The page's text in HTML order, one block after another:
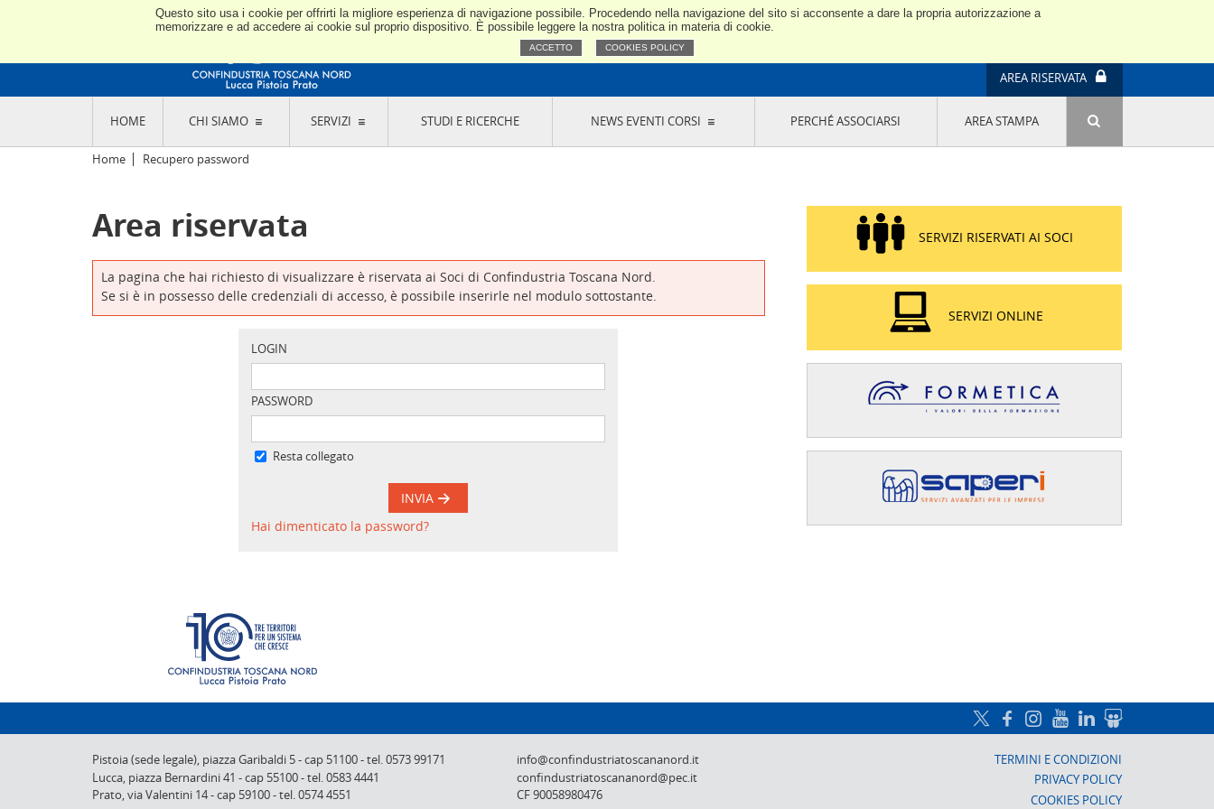
Questo sito usa i cookie per offrirti la migliore esperienza di navigazione possibile. Procedendo nella navigazione del sito si acconsente a dare la propria autorizzazione a
memorizzare e ad accedere ai cookie sul proprio dispositivo. È possibile leggere la nostra politica in materia di cookie.
ACCETTO COOKIES POLICY
Confindustria Toscana Nord
AREA RISERVATA
HOME CHI SIAMO
L'ASSOCIAZIONE
CODICE ETICO E DEI VALORI ASSOCIATIVI
TRASPARENZA CONTRIBUTI PUBBLICI
L'INDUSTRIA E IL TERRITORIO DI LUCCA,
PISTOIA E PRATO
SEDI E CONTATTI
ABOUT US
DESIGNAZIONE
ORGANI DI CONTROLLO
COMITATO PICCOLA
INDUSTRIA
GRUPPI DI ACQUISTO
EDIZIONE
PROGETTO LU.ME.
IL MANAGER DELLA SOSTENIBILITÀ NEL
DISTRETTO TESSILE PRATESE
GRUPPO IMPRENDITORIA FEMMINILE
SOSTENIBILITÀ
SERVIZI STUDI E RICERCHE NEWS EVENTI CORSI PERCHÉ ASSOCIARSI AREA STAMPA
Home Recupero password
Area riservata
La pagina che hai richiesto di visualizzare è riservata ai Soci di Confindustria Toscana Nord.
Se si è in possesso delle credenziali di accesso, è possibile inserirle nel modulo sottostante.
LOGIN
PASSWORD
Resta collegato
INVIA
Hai dimenticato la password?
SERVIZI RISERVATI AI SOCI
SERVIZI ONLINE
Pistoia (sede legale), piazza Garibaldi 5-cap 51100-tel. 0573 99171
Lucca, piazza Bernardini 41 -cap 55100-tel. 0583 4441
Prato,via Valentini 14-cap 59100-tel. 0574 4551
info@confindustriatoscananord.it
confindustriatoscananord@pec.it
CF 90058980476
TERMINI E CONDIZIONI
PRIVACY POLICY
COOKIES POLICY